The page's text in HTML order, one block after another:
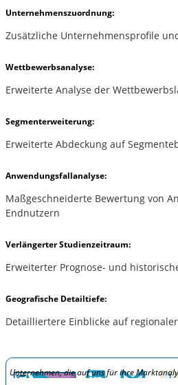
Unternehmenszuordnung:
Zusätzliche Unternehmensprofile
Wettbewerbsanalyse:
Erweiterte Analyse der
Segmenterweiterung:
Erweiterte Abdeckung auf
Anwendungsfallanalyse:
Maßgeschneiderte Bewertung von
Endnutzern
Verlängerter Studienzeitraum:
Erweiterter Prognose- und
Geografische Detailtiefe:
Detailliertere Einblicke auf
Unternehmen, die auf uns für ihre